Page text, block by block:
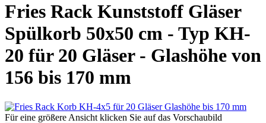
Fries Rack Kunststoff Gläser
Spülkorb 50x50 cm - Typ KH-
20 für 20 Gläser - Glashöhe von
156 bis 170 mm
Für eine größere Ansicht klicken Sie auf das Vorschaubild